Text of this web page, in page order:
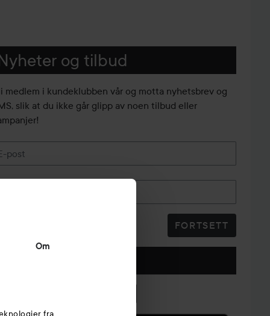
Om
fra
og tilbud
medlem i kundeklubben vår og motta nyhetsbrev og
slik at du ikke går glipp av noen tilbud eller
post
FORTSETT